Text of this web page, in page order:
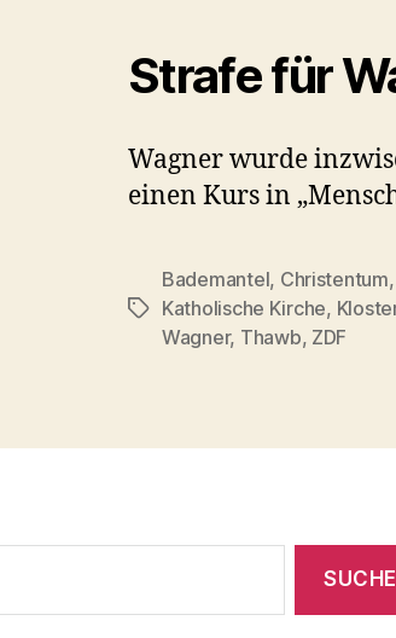
Strafe für
Wagner wurde
einen Kurs in
Schlagwörter
Bademantel, Christentum,
Katholische Kirche,
Wagner, Thawb, ZDF